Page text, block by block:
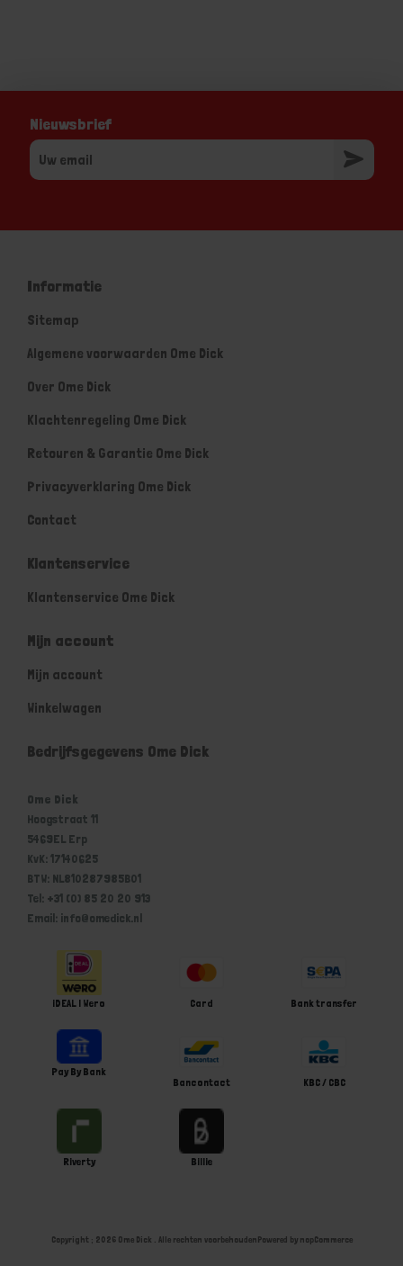
Nieuwsbrief
Informatie
Sitemap
Algemene voorwaarden Ome Dick
Over Ome Dick
Klachtenregeling Ome Dick
Retouren & Garantie Ome Dick
Privacyverklaring Ome Dick
Contact
Klantenservice
Klantenservice Ome Dick
Mijn account
Mijn account
Winkelwagen
Bedrijfsgegevens Ome Dick
Ome Dick
Hoogstraat 11
5469EL Erp
KvK: 17140625
BTW: NL810287985B01
Tel: +31 (0) 85 20 20 913
Email: info@omedick.nl
iDEAL | Wero Card Bank transfer
Pay By Bank
Bancontact
KBC / CBC
Riverty Billie
Copyright ; 2026 Ome Dick . Alle rechten voorbehoudenPowered by nopCommerce